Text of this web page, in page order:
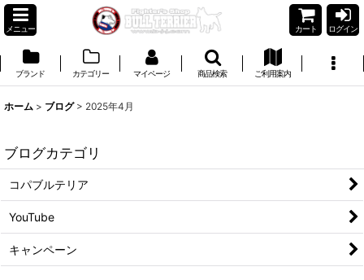
メニュー カート ログイン
ブランド カテゴリー マイページ 商品検索 ご利用案内
ホーム > ブログ > 2025年4月
ブログカテゴリ
コパブルテリア
YouTube
キャンペーン